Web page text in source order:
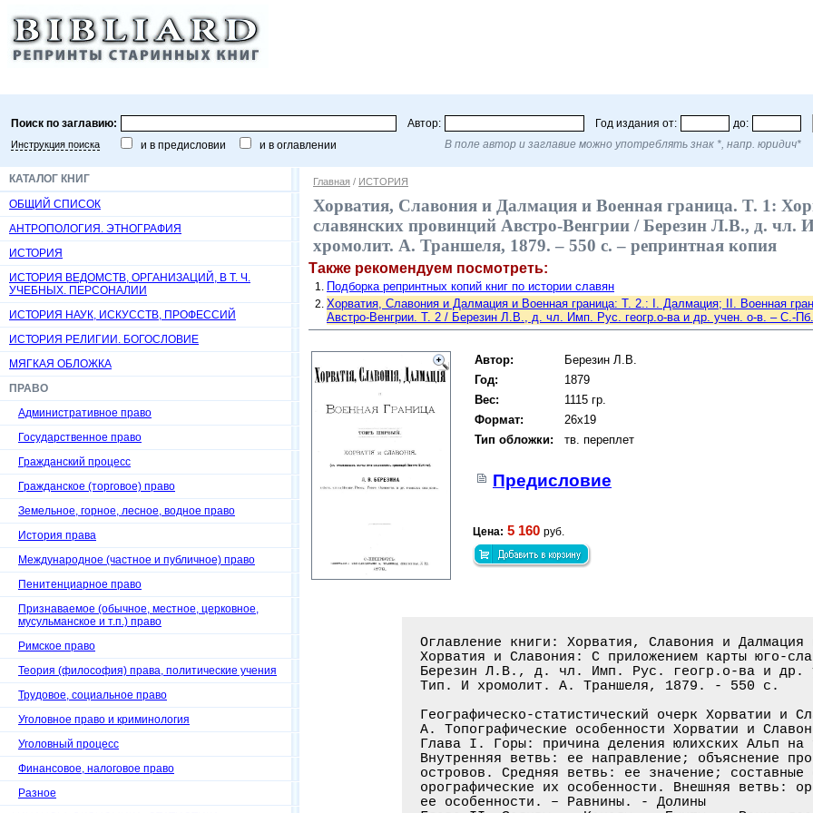
Поиск по заглавию: Автор: Год издания от: до:
Инструкция поиска и в предисловии и в оглавлении В поле автор и заглавие можно употреблять знак *, напр. юридич*
КАТАЛОГ КНИГ
ОБЩИЙ СПИСОК
АНТРОПОЛОГИЯ. ЭТНОГРАФИЯ
ИСТОРИЯ
ИСТОРИЯ ВЕДОМСТВ, ОРГАНИЗАЦИЙ, В Т. Ч.
УЧЕБНЫХ. ПЕРСОНАЛИИ
ИСТОРИЯ НАУК, ИСКУССТВ, ПРОФЕССИЙ
ИСТОРИЯ РЕЛИГИИ. БОГОСЛОВИЕ
МЯГКАЯ ОБЛОЖКА
ПРАВО
Административное право
Государственное право
Гражданский процесс
Гражданское (торговое) право
Земельное, горное, лесное, водное право
История права
Международное (частное и публичное) право
Пенитенциарное право
Признаваемое (обычное, местное, церковное,
мусульманское и т.п.) право
Римское право
Теория (философия) права, политические учения
Трудовое, социальное право
Уголовное право и криминология
Уголовный процесс
Финансовое, налоговое право
Разное
Главная / ИСТОРИЯ
Хорватия, Славония и Далмация и Военная граница. T. 1:
славянских провинций Австро-Венгрии / Березин Л.В., д. чл.
хромолит. А. Траншеля, 1879. – 550 с. – репринтная копия
Также рекомендуем посмотреть:
Подборка репринтных копий книг по истории славян
Хорватия, Славония и Далмация и Военная граница: T. 2.: I. Далмация; II. Военная
Австро-Венгрии. Т. 2 / Березин Л.В., д. чл. Имп. Рус. геогр.о-ва и др. учен. о-в. – С.-
Автор:
Березин Л.В.
Год:
1879
Вес:
1115 гр.
Формат:
26x19
Тип обложки:
тв. переплет
Предисловие
Цена: 5 160 руб.
Оглавление книги: Хорватия, Славония и Далмация и Военная граница. T. 1:
Хорватия и Славония: С приложением карты юго-славянских провинций Австро-Венгрии /
Березин Л.В., д. чл. Имп. Рус. геогр.о-ва и др. учен. о-в. - Спб.:
Тип. И хромолит. А. Траншеля, 1879. - 550 с.

Географическо-статистический очерк Хорватии и Славонии . . . . . . . . . . .1-29
А. Топографические особенности Хорватии и Славонии . . . . . . . . . . . . .2-25
Глава I. Горы: причина деления юлихских Альп на три главных ветви
Внутренняя ветвь: ее направление; объяснение происхождения Кварнерских
островов. Средняя ветвь: ее значение; составные ее части; их направление;
орографические их особенности. Внешняя ветвь: орографические
ее особенности. – Равнины. - Долины
Глава II. Заливы. – Каналы. – Бухты. – Реки: географические особенности
рек, текущих на запад по направлению к Адриатическому морю, а также
и тех, которые держатся направления на восток к Черному морю
Глава III. Минеральные источники: отличительные их особенности. – Озера
Болота
Б. Климатические условия Хорватии и Славонии. – Подразделение Хорватии
и Славонии, в климатическом отношении, на три области и климатические
особенности каждой из этих областей . . . . . . . . . . . . . . . . . . . .26-27
В. Статистический очерк Хорватии и Славонии. – Заметка о народных
переписях; распределение населения по округам и численность населения
по народностям . . . . . . . . . . . . . . . . . . . . . . . . . . . . . . 27-29
Административное устройство Хорватии и Славонии . . . . . . . . . . . . . .30-63
А. Очерк правительственных систем в Австрии и их влияние
на административное устройство Хорватии и Славонии. – Политика Иосифа II
и Марии Терезии; правительственные системы – «централизм» и «дуализм»;
подразделение Хорватии и Славонии, в административном отношении,
на восемь жупаний . . . . . . . . . . . . . . . . . . . . . . . . . . . . .32-41
Б. Очерк высшего административного управления Хорватии и Славонии
Хорватский сейм: историческое его значение; ограничение его прав;
настоящее его устройство и сфера его деятельности. – Хорватский министр
Бан. – Вице-бан. – Дворский Советник. – Внутренняя организация
загребских отделений . . . . . . . . . . . . . . . . . . . . . . . . . . . 42-49
В. Административное устройство жупаний . . . . . . . . . . . . . . . . . . 49-63
Глава I. Скупщина: ее устройство и сфера ее деятельности. Жупан
Жупанийский магистрат. Жупанийские чиновники. Турополье. Устройство
городского населения
Глава II. Административное устройство «привилегированных торговых мест»
Административное устройство общин: историческая заметка об общинной
администрации; настоящее административное устройство общин; сфера
деятельности общинного управления
Судебные учреждения в Хорватии и Славонии . . . . . . . . . . . . . . . . .64-77
А. Влияние венгерско-немецкого элемента на устройство и сферу
деятельности судебных учреждений в Хорватии и Славонии. – Состояние
судопроизводства в Хорватии и Славонии в XVIII ст. Влияние
правительственной системы «централизм» на судебную часть в крае
Судебная реформа 1853 года . . . . . . . . . . . . . . . . . . . . . . . . 64-71
Б. Очерк современного состояния судебной части в Хорватии и Славонии
Значение октябрьского диплома по отношению к судоустройству
и судопроизводству в Хорватии и Славонии. Судебная реформа 1874 года
Состояние юридического образования в стране. Адвокаты. Судебная
статистика . . . . . . . . . . . . . . . . . . . . . . . . . . . . . . . . 71-77
Промышленность и торговля в Хорватии и Славонии . . . . . . . . . . . . . 78-111
А. Состояние промышленности в Хорватии и Славонии . . . . . . . . . . . . .78-96
Глава I. Горный промысел: причины упадка горного промысла; золотые
прииски; руды – серебряные, железные, медные, цинковые, серные;
каменноугольные копи и нефтяные источники
Глава II. Главные отрасли местной промышленности: кораблестроение;
горнозаводская промышленность; мельничная промышленность; табачное
производство; производство химических продуктов; писчебумажная
промышленность; кожевенная промышленность; стеклянные изделия;
пчеловодство; шелководство; гончарная промышленность; напитки
Б. Состояние торговли в Хорватии и Славонии . . . . . . . . . . . . . . . 96-111
Глава I. Сухопутные и водные пути сообщения. Политико-торговые
соображения общества «Sud-bahn» при постройке железных дорог в Хорватии
Упадок торгового движения в хорватских портах
Глава II. Антагонизм между мадьярами и немцами. Постройка железных
дорог: с.-петерско-речкой и карловацко-речкой. Акционерные общества
Коммерческие училища. Торговля – вывозная, ввозная и транзитная
Беглая заметка о внутренней торговле
Состояние сельского населения в Хорватии и Славонии . . . . . . . . . . .112-140
А. Очерк прошлой истории сельского населения в Хорватии и Славонии . . . 113-130
Глава I. Разделение сельского населения в Хорватии и Славонии на два
класса: свободные землепашцы и кметы. Феодальная система и ее влияние
на положение сельского населения. Крепостное состояние. Куриалисты
и контрактуалисты. Сельское восстание. Урбариальный закон. Законоположение
1836 года
Глава II. Крестьянская реформа. Законы о «сегрегации» и «комассации»
О качестве почвы в стране. Поземельные книги. Закон о поземельной подати
Способ собирания податей. Экзекуция
Б. Современное состояние сельского хозяйства в Хорватии и Славонии
Причины, препятствующие правильному развитию сельского хозяйства
Главные его отрасли: земледелие; лесоводство; виноделие
и скотоводство . . . . . . . . . . . . . . . . . . . . . . . . . . . . . 131-140
Дворянство в Хорватии и Славонии . . . . . . . . . . . . . . . . . . . . 141-154
А. Очерк прошлой истории дворянства в Хорватии и Славонии
Происхождение личного дворянства в Хорватии и Славонии. Подразделение
его на классы. Происхождение потомственного дворянства. «Золотая булла»
Стремления австрийского правительства к ограничению прав и преимуществ
дворянства . . . . . . . . . . . . . . . . . . . . . . . . . . . . . . . 141-146
Б. Современное состояние дворянства в Хорватии и Славонии. – Почему
хорватские дворяне стали утрачивать влияние в стране. Перечень
аристократических фамилий в Хорватии и Славонии. Политические тенденции
местной аристократии; ее образование и образ жизни . . . . . . . . . . . 147-154
Состояние народного образования в Хорватии и Славонии . . . . . . . . . .155-240
А. Очерк современной хорватско-далматинской литературы . . . . . . . . . 156-210
Глава I. Теория иллиризма: причина появления этой теории;
несостоятельность ее в научном отношении; стремление хорватских
патриотов к расширению ее научной почвы; постановка теории «иллиризма»
на политическую почву; поводы к возникновению разлада в юго-славянском
мире; алфавит и